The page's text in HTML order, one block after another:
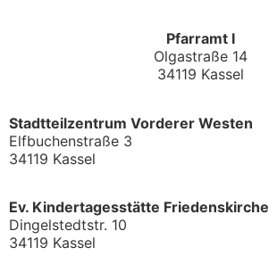
Pfarramt I
Olgastraße 14
34119 Kassel
Stadtteilzentrum Vorderer Westen
Elfbuchenstraße 3
34119 Kassel
Ev. Kindertagesstätte Friedenskirche
Dingelstedtstr. 10
34119 Kassel